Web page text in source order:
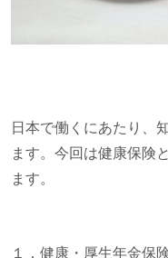
日本で働くにあたり、
ます。今回は健康保険
ます。
１．健康・厚生年金保